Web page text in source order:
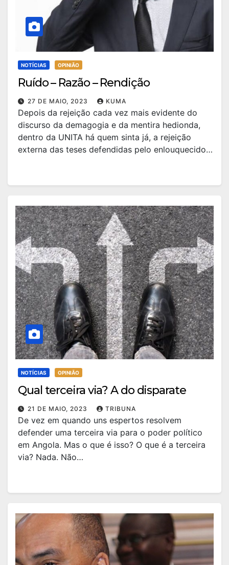
NOTÍCIAS OPINIÃO
Ruído – Razão – Rendição
27 DE MAIO, 2023 KUMA
Depois da rejeição cada vez mais evidente do
discurso da demagogia e da mentira hedionda,
dentro da UNITA há quem sinta já, a rejeição
externa das teses defendidas pelo enlouquecido…
NOTÍCIAS OPINIÃO
Qual terceira via? A do disparate
21 DE MAIO, 2023 TRIBUNA
De vez em quando uns espertos resolvem
defender uma terceira via para o poder político
em Angola. Mas o que é isso? O que é a terceira
via? Nada. Não…